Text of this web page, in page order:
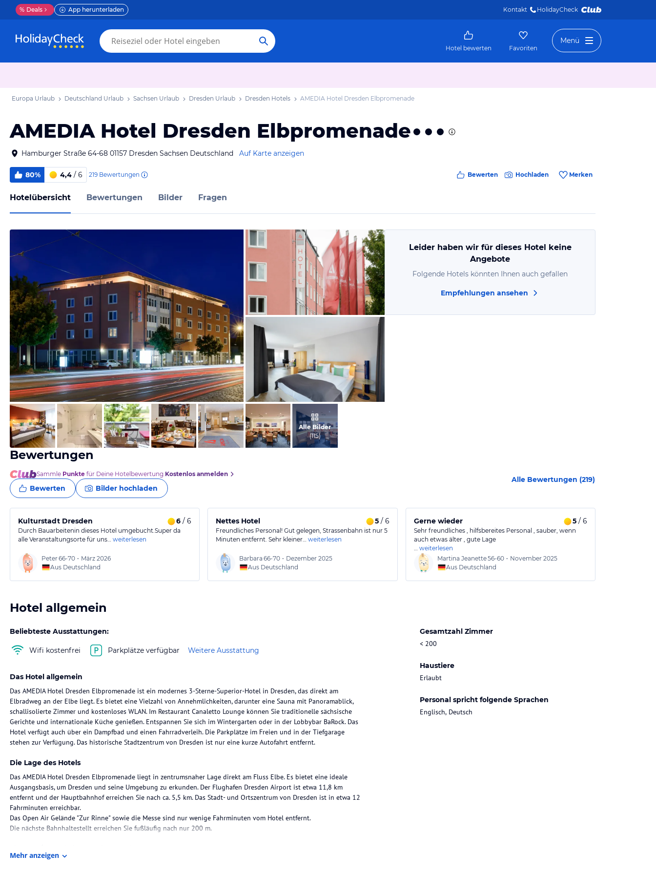
% Deals App herunterladen Kontakt HolidayCheck
Hotel bewerten Favoriten
Menü
Europa Urlaub Deutschland Urlaub Sachsen Urlaub Dresden Urlaub Dresden Hotels AMEDIA Hotel Dresden Elbpromenade
AMEDIA Hotel Dresden Elbpromenade
Hamburger Straße 64-68 01157 Dresden Sachsen Deutschland Auf Karte anzeigen
80% 4,4 / 6 219 Bewertungen Bewerten Hochladen Merken
Hotelübersicht Bewertungen Bilder Fragen
vom Hotelier, Juli 2019
vom Hotelier, Juli 2019
vom Hotelier, Juli 2019
Alle Bilder
(115)
Leider haben wir für dieses Hotel keine
Angebote
Folgende Hotels könnten Ihnen auch gefallen
Empfehlungen ansehen
Bewertungen
Sammle Punkte für Deine Hotelbewertung.Kostenlos anmelden
Bewerten Bilder hochladen
Alle Bewertungen (219)
Kulturstadt Dresden 6 / 6
Durch Bauarbeitenin dieses Hotel umgebucht.Super da
alle Veranstaltungsorte für uns… weiterlesen
Peter66-70 • März 2026
Aus Deutschland
Nettes Hotel 5/ 6
Freundliches Personal! Gut gelegen, Strassenbahn ist nur 5
Minuten entfernt. Sehr kleiner… weiterlesen
Barbara 66-70 • Dezember 2025
Aus Deutschland
Gerne wieder 5/ 6
Sehr freundliches , hilfsbereites Personal , sauber, wenn
auch etwas älter , gute Lage
… weiterlesen
Martina Jeanette56-60 • November 2025
Aus Deutschland
Hotel allgemein
Beliebteste Ausstattungen:
Wifi kostenfrei Parkplätze verfügbar Weitere Ausstattung
Gesamtzahl Zimmer
< 200
Haustiere
Erlaubt
Personal spricht folgende Sprachen
Englisch, Deutsch
Das Hotel allgemein
Das AMEDIA Hotel Dresden Elbpromenade ist ein modernes 3-Sterne-Superior-Hotel in Dresden, das direkt am
Elbradweg an der Elbe liegt. Es bietet eine Vielzahl von Annehmlichkeiten, darunter eine Sauna mit Panoramablick,
schallisolierte Zimmer und kostenloses WLAN. Im Restaurant Canaletto Lounge können Sie traditionelle sächsische
Gerichte und internationale Küche genießen. Entspannen Sie sich im Wintergarten oder in der Lobbybar BaRock. Das
Hotel verfügt auch über ein Dampfbad und einen Fahrradverleih. Die Parkplätze im Freien und in der Tiefgarage
stehen zur Verfügung. Das historische Stadtzentrum von Dresden ist nur eine kurze Autofahrt entfernt.
Die Lage des Hotels
Das AMEDIA Hotel Dresden Elbpromenade liegt in zentrumsnaher Lage direkt am Fluss Elbe. Es bietet eine ideale
Ausgangsbasis, um Dresden und seine Umgebung zu erkunden. Der Flughafen Dresden Airport ist etwa 11,8 km
entfernt und der Hauptbahnhof erreichen Sie nach ca. 5,5 km. Das Stadt- und Ortszentrum von Dresden ist in etwa 12
Fahrminuten erreichbar.
Das Open Air Gelände "Zur Rinne" sowie die Messe sind nur wenige Fahrminuten vom Hotel entfernt.
Die nächste Bahnhaltestellt erreichen Sie fußläufig nach nur 200 m.
Mehr anzeigen